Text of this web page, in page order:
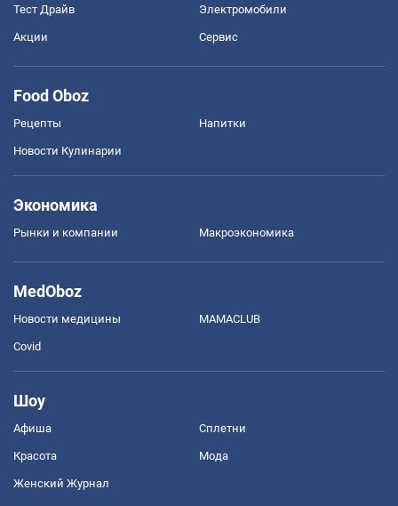
Тест Драйв Электромобили
Акции Сервис
Food Oboz
Рецепты Напитки
Новости Кулинарии
Экономика
Рынки и компании Mакроэкономика
MedOboz
Новости медицины MAMACLUB
Covid
Шоу
Афиша Сплетни
Красота Мода
Женский Журнал